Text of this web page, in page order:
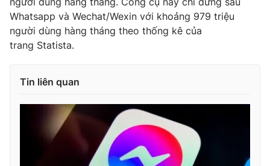
Whatsapp và Wechat/Wexin với khoảng 979 triệu
người dùng hàng tháng theo thống kê của
trang Statista.
Tin liên quan